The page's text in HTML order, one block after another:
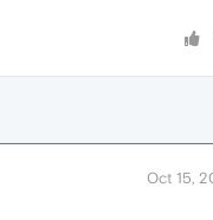
Oct 15,